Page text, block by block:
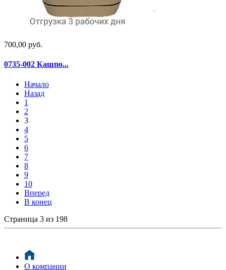
700,00 руб.
0735-002 Кашпо...
Начало
Назад
1
2
3
4
5
6
7
8
9
10
Вперед
В конец
Страница 3 из 198
О компании